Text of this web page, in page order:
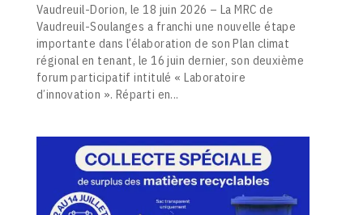
Vaudreuil-Dorion, le 18 juin 2026 – La MRC de
Vaudreuil-Soulanges a franchi une nouvelle étape
importante dans l’élaboration de son Plan climat
régional en tenant, le 16 juin dernier, son deuxième
forum participatif intitulé « Laboratoire
d’innovation ». Réparti en...